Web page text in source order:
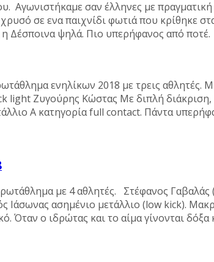
Αγωνιστήκαμε σαν έλληνες με
σε ενα παιχνίδι φωτιά που κρίθηκε
Δέσποινα ψηλά. Πιο υπερήφανος από ποτέ.
ενηλίκων 2018 με τρεις αθλητές.
light Ζυγούρης Κώστας Με διπλή
Α κατηγορία full contact. Πάντα
με 4 αθλητές. Στέφανος
Ιάσωνας ασημένιο μετάλλιο (low kick).
Όταν ο ιδρώτας και το αίμα γίνονται